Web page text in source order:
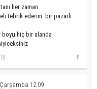
her zaman
tebrik ederim. bir pazarlı
hiç bir alanda
12:09